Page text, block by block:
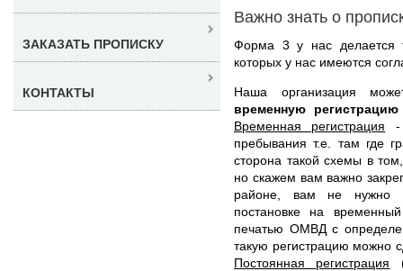
Важно знать о
Форма 3 у нас делается
которых у нас имеются
Наша организация
временную
Временная регистрация -
пребывания т.е. там где
сторона такой схемы в
но скажем вам важно
районе, вам не нужно
постановке на
печатью ОМВД с
такую регистрацию можно
Постоянная регистрация
ЗАКАЗАТЬ ПРОПИСКУ
КОНТАКТЫ